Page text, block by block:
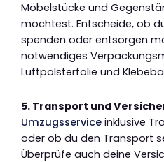
Möbelstücke und
möchtest. Entscheide, ob
spenden oder entsorgen
notwendiges
Luftpolsterfolie und
5. Transport und
Umzugsservice inklusive
oder ob du den Transport
Überprüfe auch deine